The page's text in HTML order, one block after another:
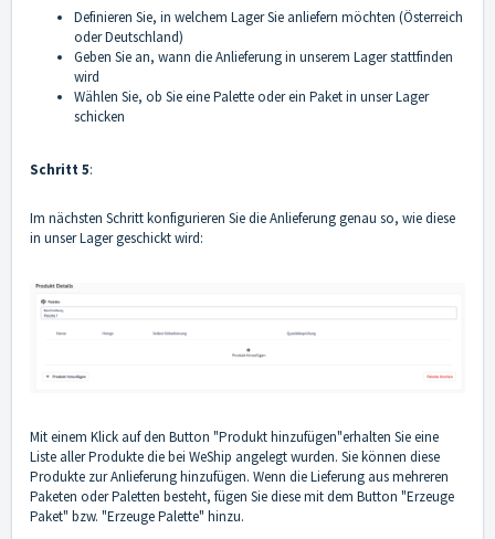
Definieren Sie, in welchem Lager Sie anliefern möchten (Österreich
oder Deutschland)
Geben Sie an, wann die Anlieferung in unserem Lager stattfinden
wird
Wählen Sie, ob Sie eine Palette oder ein Paket in unser Lager
schicken
Schritt 5:
Im nächsten Schritt konfigurieren Sie die Anlieferung genau so, wie diese
in unser Lager geschickt wird:
Mit einem Klick auf den Button "Produkt hinzufügen"erhalten Sie eine
Liste aller Produkte die bei WeShip angelegt wurden. Sie können diese
Produkte zur Anlieferung hinzufügen. Wenn die Lieferung aus mehreren
Paketen oder Paletten besteht, fügen Sie diese mit dem Button "Erzeuge
Paket" bzw. "Erzeuge Palette" hinzu.